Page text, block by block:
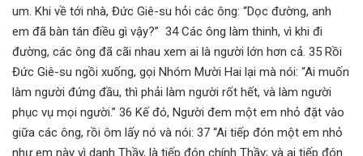
um. Khi về tới nhà, Đức Giê-su hỏi các ông: “Dọc đường, anh
em đã bàn tán điều gì vậy?” 34 Các ông làm thinh, vì khi đi
đường, các ông đã cãi nhau xem ai là người lớn hơn cả. 35 Rồi
Đức Giê-su ngồi xuống, gọi Nhóm Mười Hai lại mà nói: “Ai muốn
làm người đứng đầu, thì phải làm người rốt hết, và làm người
phục vụ mọi người.” 36 Kế đó, Người đem một em nhỏ đặt vào
giữa các ông, rồi ôm lấy nó và nói: 37 “Ai tiếp đón một em nhỏ
như em này vì danh Thầy, là tiếp đón chính Thầy; và ai tiếp đón